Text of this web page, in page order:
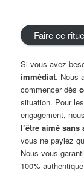
Faire ce
Si vous avez
immédiat. Nous
commencer dès
situation. Pour
engagement,
l’être aimé sans
vous ne payiez
Nous vous
100%